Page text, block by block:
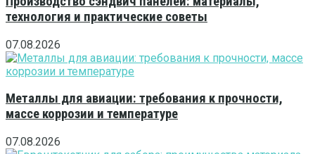
технология и практические советы
07.08.2026
Металлы для авиации: требования к прочности,
массе коррозии и температуре
07.08.2026